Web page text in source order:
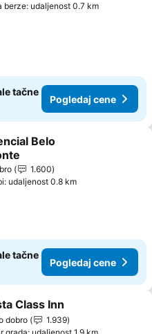
berze: udaljenost 0.7 km
tačne
Pogledaj cene
u favorite
Belo
cene1.600
udaljenost 0.8 km
tačne
Pogledaj cene
u favorite
Class Inn
dobro
1.939